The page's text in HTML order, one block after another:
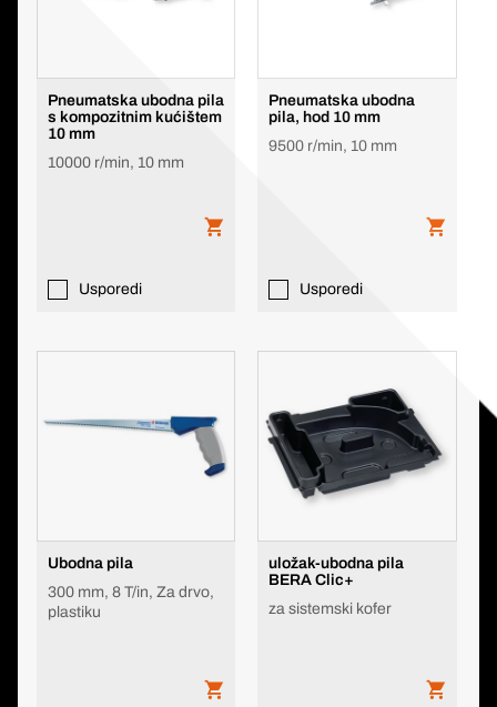
Pneumatska ubodna pila
s kompozitnim kućištem
10 mm
10000 r/min, 10 mm
Usporedi
Pneumatska ubodna
pila, hod 10 mm
9500 r/min, 10 mm
Usporedi
Ubodna pila
300 mm, 8 T/in, Za drvo,
plastiku
uložak-ubodna pila
BERA Clic+
za sistemski kofer